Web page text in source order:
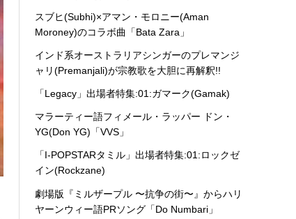
スブヒ(Subhi)×アマン・モロニー(Aman
Moroney)のコラボ曲「Bata Zara」
インド系オーストラリアシンガーのプレマンジ
ャリ(Premanjali)が宗教歌を大胆に再解釈!!
「Legacy」出場者特集:01:ガマーク(Gamak)
マラーティー語フィメール・ラッパー ドン・
YG(Don YG)「VVS」
「I-POPSTARタミル」出場者特集:01:ロックゼ
イン(Rockzane)
劇場版『ミルザープル 〜抗争の街〜』からハリ
ヤーンウィー語PRソング「Do Numbari」